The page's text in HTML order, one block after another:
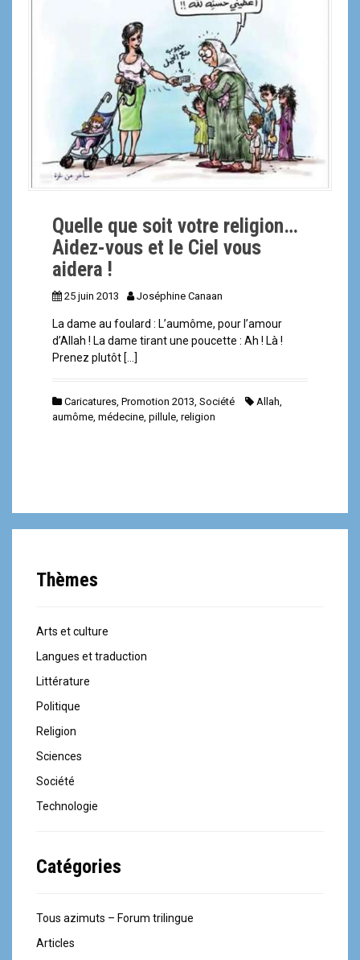
Quelle que soit votre religion…
Aidez-vous et le Ciel vous
aidera !
25 juin 2013 Joséphine Canaan
La dame au foulard : L’aumôme, pour l’amour
d’Allah ! La dame tirant une poucette : Ah ! Là !
Prenez plutôt […]
Caricatures Promotion 2013 Société Allah
aumôme médecine pillule religion
Thèmes
Arts et culture
Langues et traduction
Littérature
Politique
Religion
Sciences
Société
Technologie
Catégories
Tous azimuts – Forum trilingue
Articles